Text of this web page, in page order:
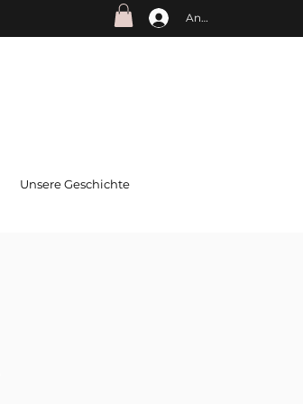
Anmelden
Unsere Geschichte